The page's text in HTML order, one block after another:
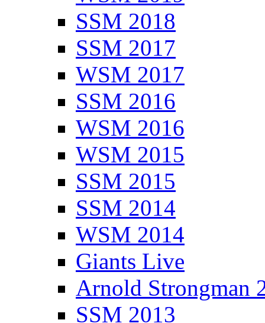
SSM 2018
SSM 2017
WSM 2017
SSM 2016
WSM 2016
WSM 2015
SSM 2015
SSM 2014
WSM 2014
Giants Live
Arnold Strongman
SSM 2013